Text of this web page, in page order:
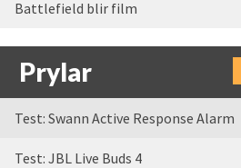
Battlefield blir film
Prylar
Test: Swann Active Response Alarm
Test: JBL Live Buds 4